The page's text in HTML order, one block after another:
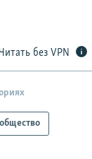
без VPN